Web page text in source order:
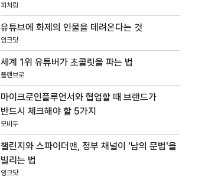
피처링
유튜브에 화제의 인물을 데려온다는 것
잉크닷
세계 1위 유튜버가 초콜릿을 파는 법
플랜브로
마이크로인플루언서와 협업할 때 브랜드가
반드시 체크해야 할 5가지
모비두
챌린지와 스파이더맨, 정부 채널이 '남의 문법'을
빌리는 법
잉크닷